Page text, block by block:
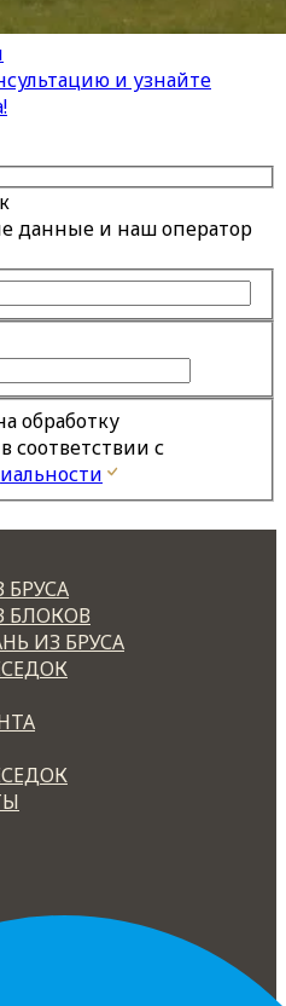
и узнайте
данные и наш оператор
обработку
соответствии с
БЛОКОВ
ИЗ БРУСА